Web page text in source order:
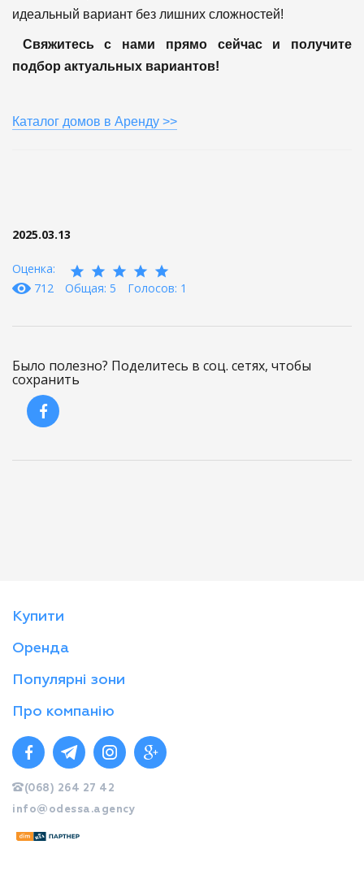
идеальный вариант без лишних сложностей!
Свяжитесь с нами прямо сейчас и получите
подбор актуальных вариантов!
Каталог домов в Аренду >>
2025.03.13
Оценка:
712
Общая: 5 Голосов: 1
Было полезно? Поделитесь в соц. сетях, чтобы
сохранить
Купити
Оренда
Популярні зони
Про компанію
(068) 264 27 42
info@odessa.agency